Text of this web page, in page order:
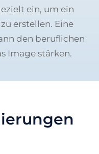
ein, um ein
erstellen. Eine
den beruflichen
Image stärken.